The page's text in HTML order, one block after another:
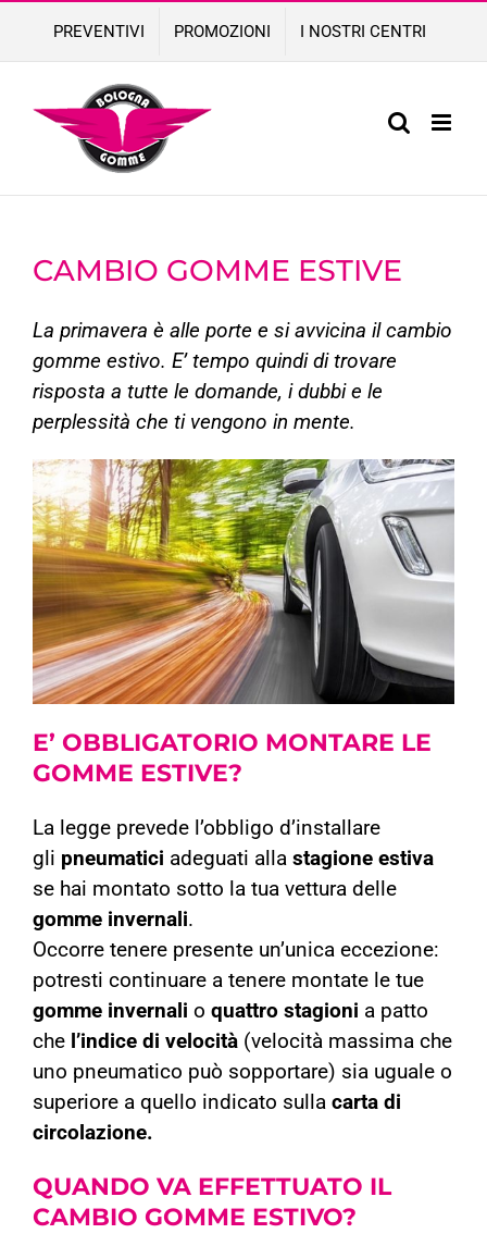
content
PREVENTIVI PROMOZIONI I NOSTRI CENTRI
CAMBIO GOMME ESTIVE
La primavera è alle porte e si avvicina il cambio
gomme estivo. E’ tempo quindi di trovare
risposta a tutte le domande, i dubbi e le
perplessità che ti vengono in mente.
E’ OBBLIGATORIO MONTARE LE
GOMME ESTIVE?
La legge prevede l’obbligo d’installare
gli pneumatici adeguati alla stagione estiva
se hai montato sotto la tua vettura delle
gomme invernali.
Occorre tenere presente un’unica eccezione:
potresti continuare a tenere montate le tue
gomme invernali o quattro stagioni a patto
che l’indice di velocità (velocità massima che
uno pneumatico può sopportare) sia uguale o
superiore a quello indicato sulla carta di
circolazione.
QUANDO VA EFFETTUATO IL
CAMBIO GOMME ESTIVO?